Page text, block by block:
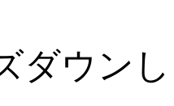
ウンし